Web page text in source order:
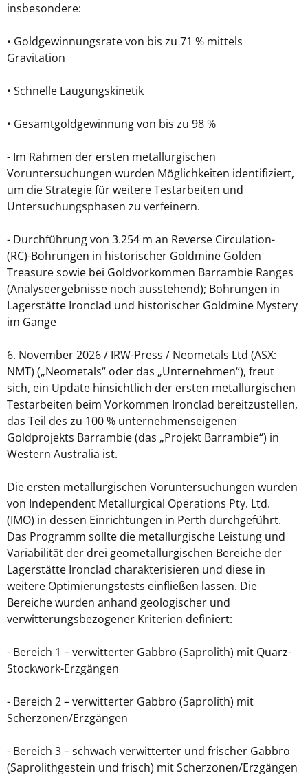
insbesondere:
• Goldgewinnungsrate von bis zu 71 % mittels
Gravitation
• Schnelle Laugungskinetik
• Gesamtgoldgewinnung von bis zu 98 %
- Im Rahmen der ersten metallurgischen
Voruntersuchungen wurden Möglichkeiten identifiziert,
um die Strategie für weitere Testarbeiten und
Untersuchungsphasen zu verfeinern.
- Durchführung von 3.254 m an Reverse Circulation-
(RC)-Bohrungen in historischer Goldmine Golden
Treasure sowie bei Goldvorkommen Barrambie Ranges
(Analyseergebnisse noch ausstehend); Bohrungen in
Lagerstätte Ironclad und historischer Goldmine Mystery
im Gange
6. November 2026 / IRW-Press / Neometals Ltd (ASX:
NMT) („Neometals“ oder das „Unternehmen“), freut
sich, ein Update hinsichtlich der ersten metallurgischen
Testarbeiten beim Vorkommen Ironclad bereitzustellen,
das Teil des zu 100 % unternehmenseigenen
Goldprojekts Barrambie (das „Projekt Barrambie“) in
Western Australia ist.
Die ersten metallurgischen Voruntersuchungen wurden
von Independent Metallurgical Operations Pty. Ltd.
(IMO) in dessen Einrichtungen in Perth durchgeführt.
Das Programm sollte die metallurgische Leistung und
Variabilität der drei geometallurgischen Bereiche der
Lagerstätte Ironclad charakterisieren und diese in
weitere Optimierungstests einfließen lassen. Die
Bereiche wurden anhand geologischer und
verwitterungsbezogener Kriterien definiert:
- Bereich 1 – verwitterter Gabbro (Saprolith) mit Quarz-
Stockwork-Erzgängen
- Bereich 2 – verwitterter Gabbro (Saprolith) mit
Scherzonen/Erzgängen
- Bereich 3 – schwach verwitterter und frischer Gabbro
(Saprolithgestein und frisch) mit Scherzonen/Erzgängen